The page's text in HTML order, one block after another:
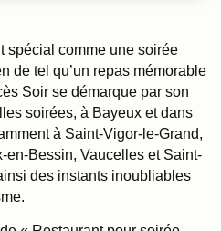
spécial comme une soirée
de tel qu’un repas mémorable
Soir se démarque par son
soirées, à Bayeux et dans
à Saint-Vigor-le-Grand,
en-Bessin, Vaucelles et Saint-
des instants inoubliables